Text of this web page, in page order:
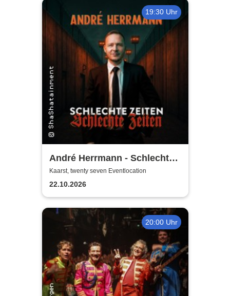
19:30 Uhr
André Herrmann - Schlechte
Zeiten Schlechte Zeiten
Kaarst, twenty seven Eventlocation
22.10.2026
20:00 Uhr